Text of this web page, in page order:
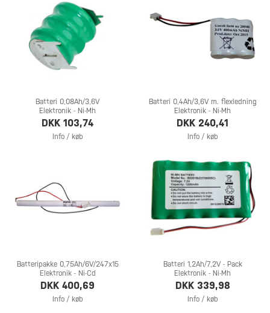
Batteri 0,08Ah/3,6V
Elektronik - Ni-Mh
DKK 103,74
Info / køb
Batteri 0,4Ah/3,6V m. flexledning
Elektronik - Ni-Mh
DKK 240,41
Info / køb
Batteripakke 0,75Ah/6V/247x15
Elektronik - Ni-Cd
DKK 400,69
Info / køb
Batteri 1,2Ah/7,2V - Pack
Elektronik - Ni-Mh
DKK 339,98
Info / køb